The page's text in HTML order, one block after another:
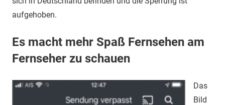
aufgehoben.
Es macht mehr Spaß Fernsehen am
Fernseher zu schauen
Das
Bild